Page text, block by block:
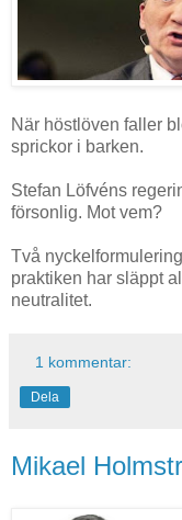
När höstlöven faller
sprickor i barken.
Stefan Löfvéns
försonlig. Mot vem?
Två
praktiken har släppt
neutralitet.
1 kommentar:
Dela
Mikael